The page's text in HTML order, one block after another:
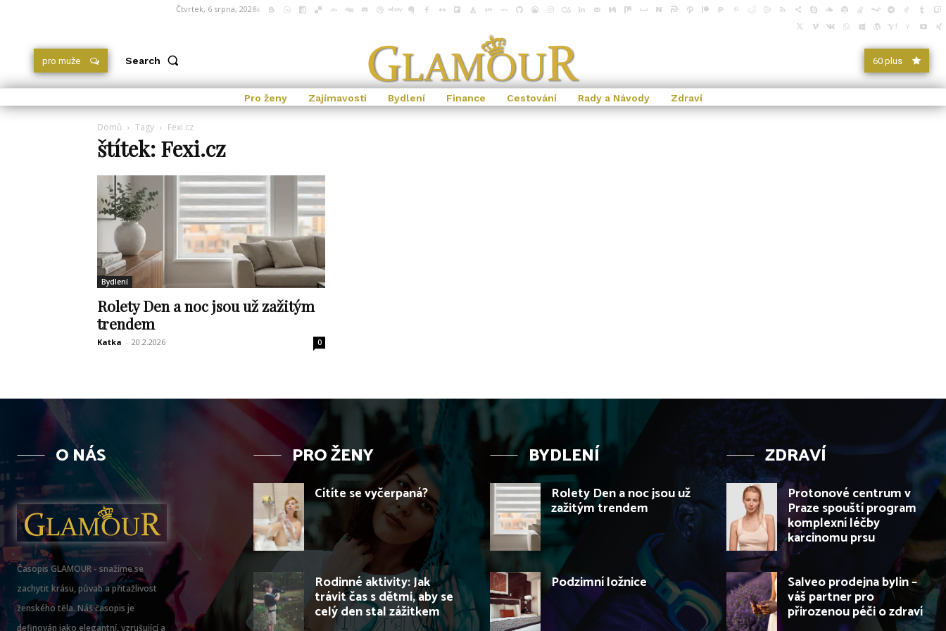
Čtvrtek, 6 srpna, 2026
pro muže Search 60 plus
Pro ženy Zajímavosti Bydlení Finance Cestování Rady a Návody Zdraví
Domů Tagy Fexi.cz
štítek: Fexi.cz
Bydlení
Rolety Den a noc jsou už zažitým
trendem
Katka - 20.2.2026 0
O NÁS
Časopis GLAMOUR - snažíme se
zachytit krásu, půvab a přitažlivost
ženského těla. Náš časopis je
definován jako elegantní, vzrušující a
PRO ŽENY
Cítíte se vyčerpaná?
Rodinné aktivity: Jak
trávit čas s dětmi, aby se
celý den stal zážitkem
BYDLENÍ
Rolety Den a noc jsou už
zažitým trendem
Podzimní ložnice
ZDRAVÍ
Protonové centrum v
Praze spouští program
komplexní léčby
karcinomu prsu
Salveo prodejna bylin –
váš partner pro
přirozenou péči o zdraví